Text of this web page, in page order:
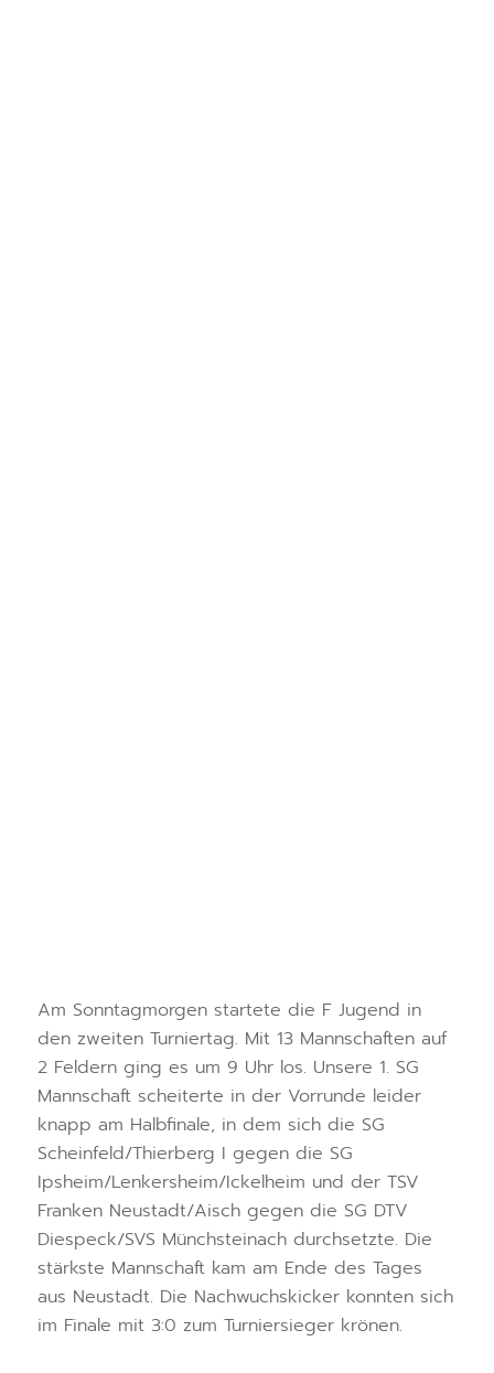
Am Sonntagmorgen startete die F Jugend in
den zweiten Turniertag. Mit 13 Mannschaften auf
2 Feldern ging es um 9 Uhr los. Unsere 1. SG
Mannschaft scheiterte in der Vorrunde leider
knapp am Halbfinale, in dem sich die SG
Scheinfeld/Thierberg I gegen die SG
Ipsheim/Lenkersheim/Ickelheim und der TSV
Franken Neustadt/Aisch gegen die SG DTV
Diespeck/SVS Münchsteinach durchsetzte. Die
stärkste Mannschaft kam am Ende des Tages
aus Neustadt. Die Nachwuchskicker konnten sich
im Finale mit 3:0 zum Turniersieger krönen.